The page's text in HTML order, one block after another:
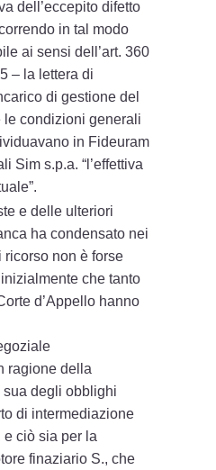
dell’eccepito difetto
in tal modo
ai sensi dell’art. 360
– la lettera di
di gestione del
le condizioni generali
in Fideuram
Sim s.p.a. “l’effettiva
e delle ulteriori
ha condensato nei
non è forse
che tanto
d’Appello hanno
ragione della
degli obblighi
di intermediazione
e ciò sia per la
finaziario S., che